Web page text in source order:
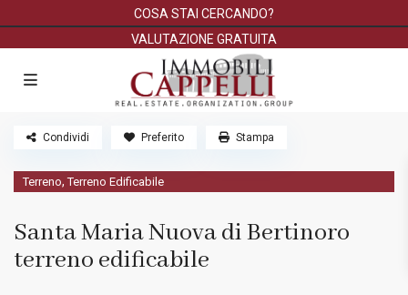
COSA STAI CERCANDO?
VALUTAZIONE GRATUITA
Terreno,Terreno Edificabile
Santa Maria Nuova di Bertinoro
terreno edificabile
Condividi Preferito Stampa